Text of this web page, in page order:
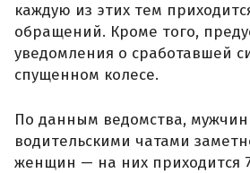
каждую из этих тем
обращений. Кроме того,
уведомления о сработавшей
спущенном колесе.
По данным ведомства,
водительскими чатами
женщин — на них приходится